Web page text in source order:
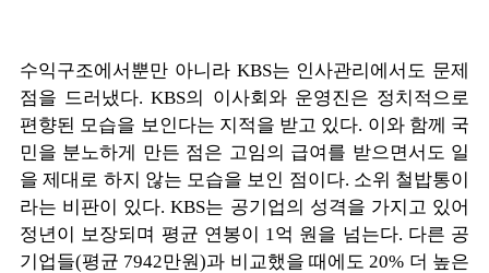
수익구조에서뿐만 아니라 KBS는 인사관리에서도 문제
점을 드러냈다. KBS의 이사회와 운영진은 정치적으로
편향된 모습을 보인다는 지적을 받고 있다. 이와 함께 국
민을 분노하게 만든 점은 고임의 급여를 받으면서도 일
을 제대로 하지 않는 모습을 보인 점이다. 소위 철밥통이
라는 비판이 있다. KBS는 공기업의 성격을 가지고 있어
정년이 보장되며 평균 연봉이 1억 원을 넘는다. 다른 공
기업들(평균 7942만원)과 비교했을 때에도 20% 더 높은